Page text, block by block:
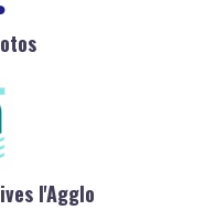
l'Agglo